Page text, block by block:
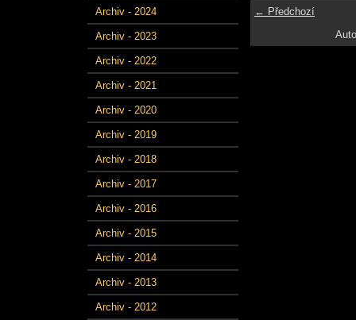
Archiv - 2024
Archiv - 2023
Archiv - 2022
Archiv - 2021
Archiv - 2020
Archiv - 2019
Archiv - 2018
Archiv - 2017
Archiv - 2016
Archiv - 2015
Archiv - 2014
Archiv - 2013
Archiv - 2012
← Předchozí